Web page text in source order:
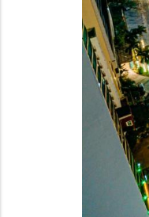
4. Đánh
5. Các
6. Thông
6.1.